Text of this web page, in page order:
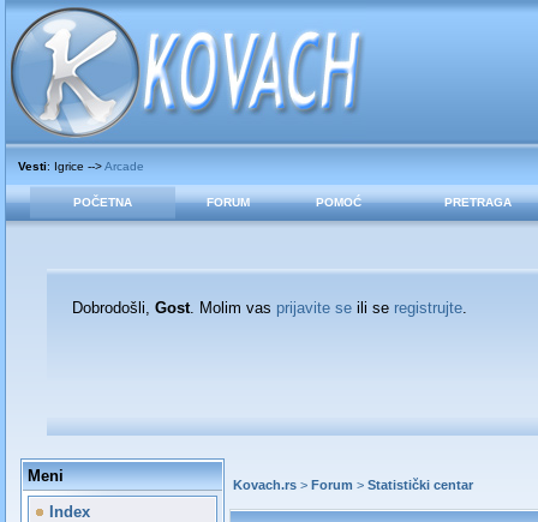
Vesti: Igrice -->Arcade
POČETNA FORUM POMOĆ PRETRAGA
Dobrodošli, Gost. Molim vas prijavite seili se registrujte.
Meni
Index
Kovach.rs> Forum > Statistički centar